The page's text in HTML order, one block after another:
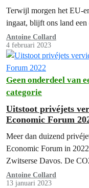
Terwijl morgen het EU-
ingaat, blijft ons land
Antoine Collard
4 februari 2023
Geen onderdeel van
categorie
Uitstoot privéjets
Economic Forum
Meer dan duizend
Economic Forum in
Zwitserse Davos. De
Davos lag…
Antoine Collard
13 januari 2023